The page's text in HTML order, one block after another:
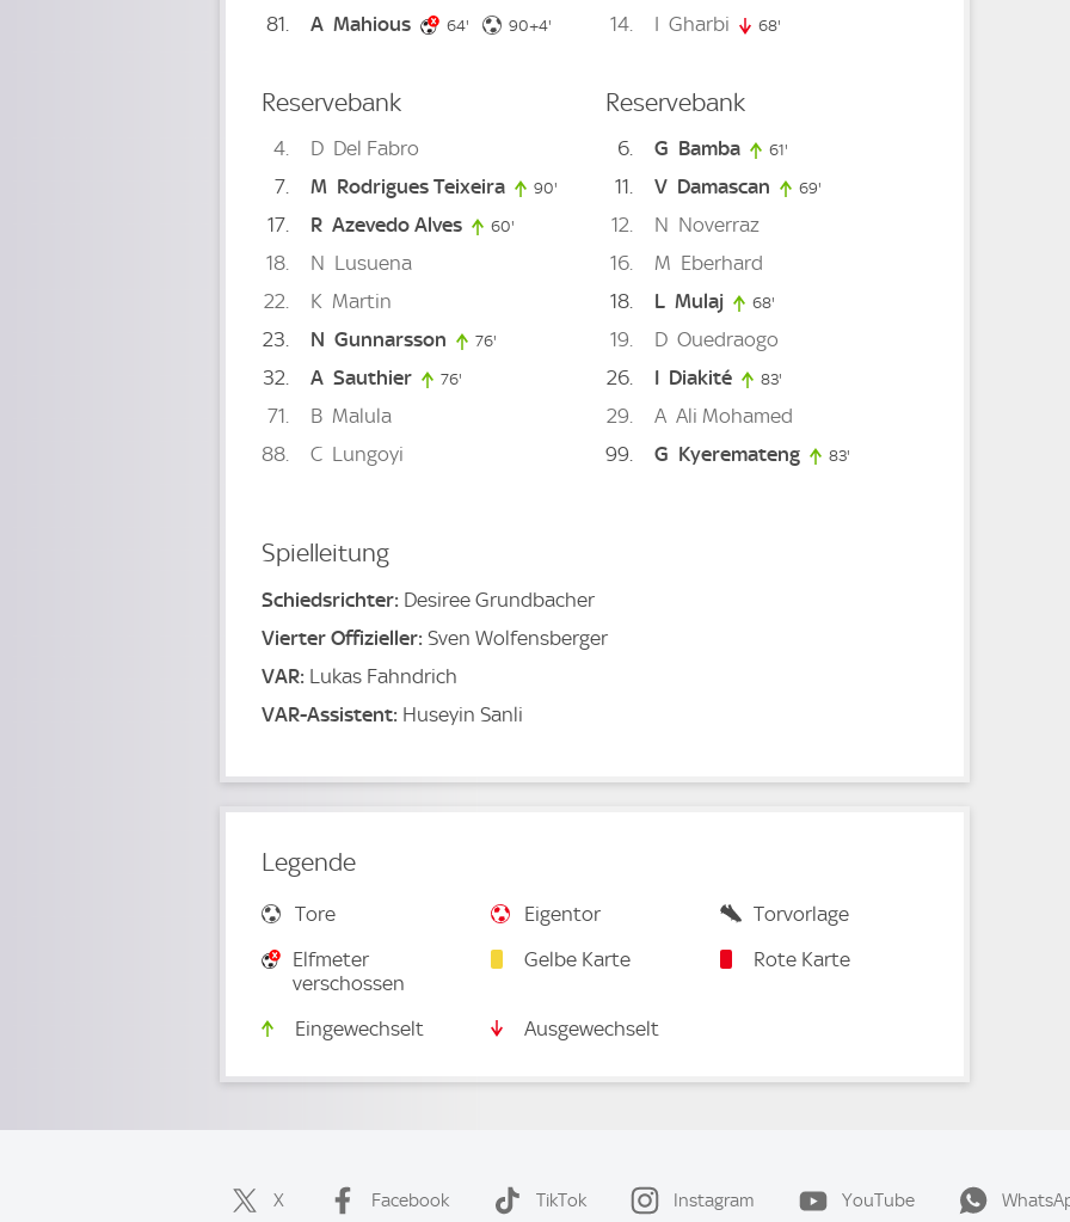
81 A Mahious 64' 64. minute
90+4' 94. minute
Reservebank
4 D Del Fabro
7
M Rodrigues Teixeira 90' 90. minute
17 R Azevedo Alves 60'
18 N Lusuena
22
K Martin
23
N Gunnarsson 76'
32 A Sauthier 76'
71 B Malula
88
C Lungoyi
14 I Gharbi 68'
Reservebank
6 G Bamba 61'
11 V Damascan 69'
12 N Noverraz
16
M Eberhard
18
L Mulaj 68'
19 D Ouedraogo
26
I Diakité 83'
29 A Ali Mohamed
99
G Kyeremateng 83'
Spielleitung
Schiedsrichter: Desiree Grundbacher
Vierter Offizieller: Sven Wolfensberger
VAR: Lukas Fahndrich
VAR-Assistent: Huseyin Sanli
Legende
Tore Eigentor
Torvorlage
Elfmeter
verschossen
Gelbe Karte Rote Karte
Eingewechselt Ausgewechselt
X Facebook TikTok Instagram YouTube